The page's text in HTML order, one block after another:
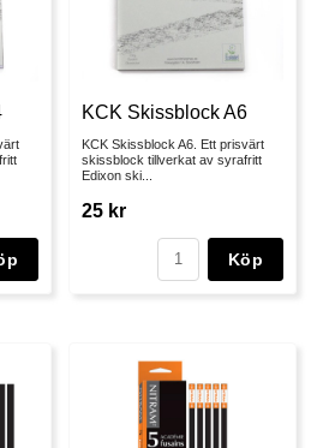
KCK Skissblock A6
KCK Skissblock A6. Ett prisvärt
skissblock tillverkat av syrafritt
Edixon ski...
25 kr
Köp